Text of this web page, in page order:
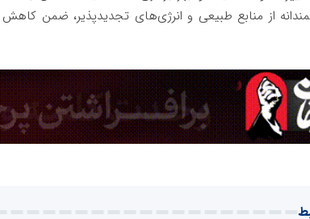
از منابع طبیعی و انرژی‌های تجدیدپذیر، ضمن